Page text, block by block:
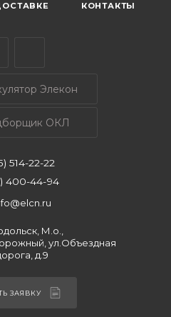
КОНТАКТЫ
Элекон
ОКЛ
514-22-22
400-44-94
М.о.,
ул.Объездная
д.9
ЗАЯВКУ